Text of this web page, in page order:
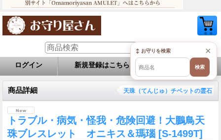
ログイン 新規登録はこちら お問い合せ
商品詳細 天珠（てんじゅ）チベットの霊石
トラブル・病気・怪我・危険回避！大鵬鳥天
珠ブレスレット オニキス＆瑪瑙 [S-1499T]
×
↕ お守りを検索
検索